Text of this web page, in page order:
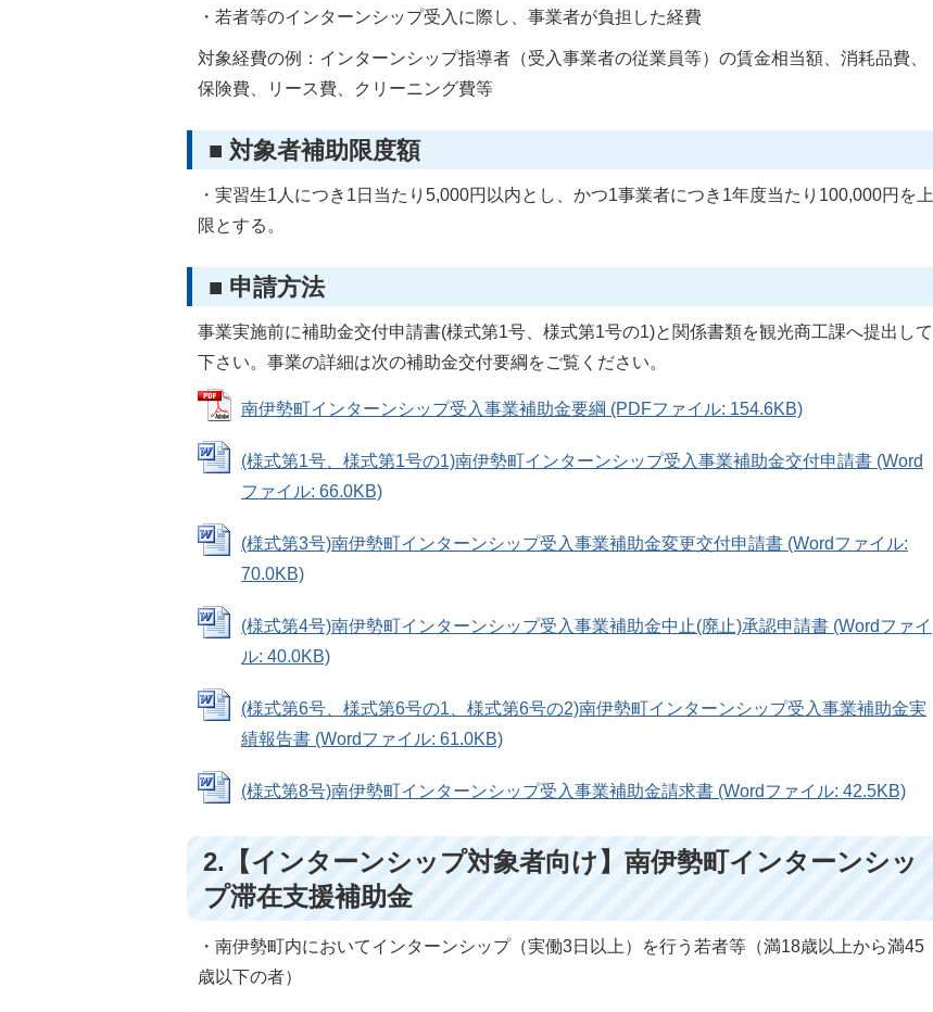
・若者等のインターンシップ受入に際し、事業者が負担した経費
対象経費の例：インターンシップ指導者（受入事業者の従業員等）の賃金相当額、消耗品費、
保険費、リース費、クリーニング費等
■ 対象者補助限度額
・実習生1人につき1日当たり5,000円以内とし、かつ1事業者につき1年度当たり100,000円を上
限とする。
■ 申請方法
事業実施前に補助金交付申請書(様式第1号、様式第1号の1)と関係書類を観光商工課へ提出して
下さい。事業の詳細は次の補助金交付要綱をご覧ください。
南伊勢町インターンシップ受入事業補助金要綱 (PDFファイル: 154.6KB)
(様式第1号、様式第1号の1)南伊勢町インターンシップ受入事業補助金交付申請書 (Word
ファイル: 66.0KB)
(様式第3号)南伊勢町インターンシップ受入事業補助金変更交付申請書 (Wordファイル:
70.0KB)
(様式第4号)南伊勢町インターンシップ受入事業補助金中止(廃止)承認申請書 (Wordファイ
ル: 40.0KB)
(様式第6号、様式第6号の1、様式第6号の2)南伊勢町インターンシップ受入事業補助金実
績報告書 (Wordファイル: 61.0KB)
(様式第8号)南伊勢町インターンシップ受入事業補助金請求書 (Wordファイル: 42.5KB)
2.【インターンシップ対象者向け】南伊勢町インターンシッ
プ滞在支援補助金
・南伊勢町内においてインターンシップ（実働3日以上）を行う若者等（満18歳以上から満45
歳以下の者）